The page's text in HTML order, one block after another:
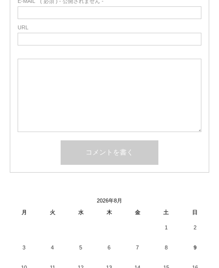
URL
2026年8月
月
火 水 木 金 土 日
1 2
3 4 5 6 7 8 9